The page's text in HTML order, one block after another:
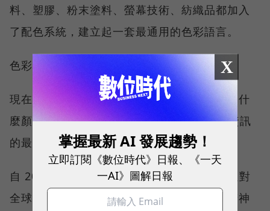
料、塑膠、粉末塗料、螢幕技術、紡織品都加入
了配色系統，建立起一套最通用的色彩語言。
色彩也開始真正成為一門大眾的生意。
現在你只要告訴對方色號，對方就可以查到是什
麼顏色，PANTONE 的色卡也成了傳遞顏色資訊
的最普及參考物。
自 2000 年來，PANTONE 的色彩專家就通過對
全球各個領域的變化，尋找一種能捕捉時代精神
X
掌握最新 AI 發展趨勢！
立即訂閱《數位時代》日報、《一天
一AI》圖解日報